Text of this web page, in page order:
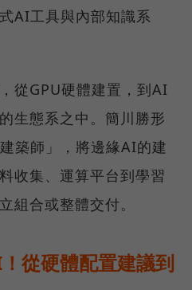
AI工具與內部知識系
從GPU硬體建置，到AI
生態系之中。簡川勝形
築師」，將邊緣AI的建
收集、運算平台到學習
組合或整體交付。
從硬體配置建議到